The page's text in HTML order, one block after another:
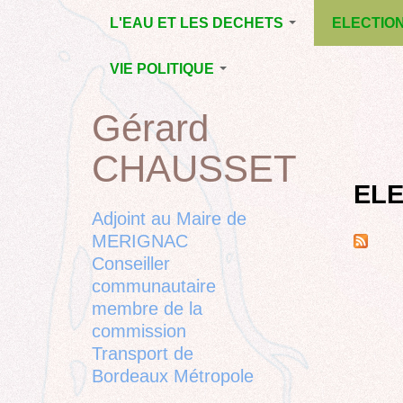
L'EAU ET LES DECHETS
ECONOMIE D’EAU,
SAGE, SÉCHERESSE
LA GESTION DES
DECHETS
CONTRAT DE L'EAU,
POLLUTIONS
RUBRIQUE
CHANTIER
VIE POLITIQUE
L’ACTION POLITIQUE À
MÉRIGNAC
BORDEAUX
METROPOLE
EMPLOI, SOLIDARITES
ELECTIONS,
RUBRIQUES
DIVERSES, PETITES
PHRASES..
to
top
Back
to
top
Gérard
CHAUSSET
Adjoint au Maire de
MERIGNAC
Conseiller
communautaire
membre de la
commission
Transport de
Bordeaux Métropole